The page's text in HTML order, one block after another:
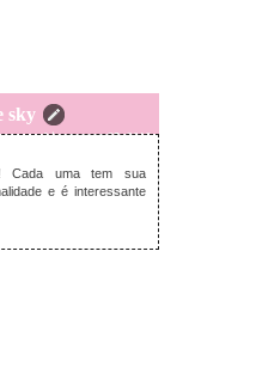
sky
sexta-feira, março 25, 2016
Cada uma tem sua
e é interessante